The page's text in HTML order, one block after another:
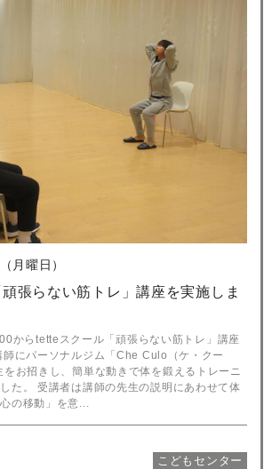
月曜日）
張らない筋トレ」講座を実施しま
からtetteスクール「頑張らない筋トレ」講座
師にパーソナルジム「Che Culo（ケ・クー
をお招きし、簡単な動きで体を鍛えるトレーニ
た。 受講者は講師の先生の説明にあわせて体
の移動」を意...
こどもセンター